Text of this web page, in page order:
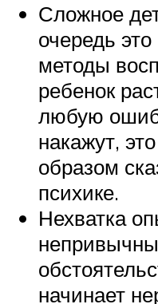
Сложное
очередь
методы
ребенок
любую
накажут,
образом
психике.
Нехватка
начинает